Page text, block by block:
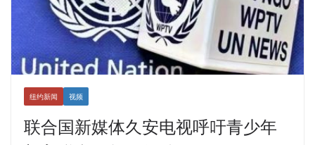
纽约新闻 视频
联合国新媒体久安电视呼吁青少年